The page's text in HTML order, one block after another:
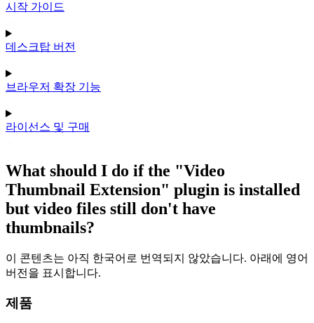
시작 가이드
데스크탑 버전
브라우저 확장 기능
라이선스 및 구매
What should I do if the "Video
Thumbnail Extension" plugin is installed
but video files still don't have
thumbnails?
이 콘텐츠는 아직 한국어로 번역되지 않았습니다. 아래에 영어
버전을 표시합니다.
제품